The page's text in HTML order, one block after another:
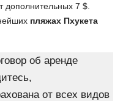
дополнительных 7 $.
пляжах Пхукета
об аренде
от всех видов